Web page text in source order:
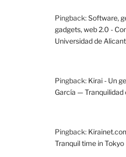
Pingback:Software,
gadgets, web 2.0 -
Universidad de
Pingback: Kirai - Un
García — Tranquilidad
Pingback:
Tranquil time in Tokyo